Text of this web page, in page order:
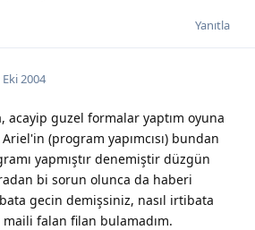
Yanıtla
Eki 2004
acayip guzel formalar yaptım oyuna
(program yapımcısı) bundan
yapmıştır denemiştir düzgün
bi sorun olunca da haberi
gecin demişsiniz, nasıl irtibata
falan filan bulamadım.